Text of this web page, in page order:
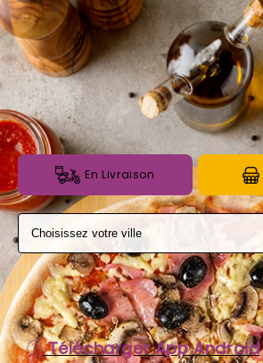
ACCUEIL
LA CARTE
VOTRE COMPTE
NOTRE RESTAURANT
VOS AVIS
MENTIONS LÉGALES
En Livraison
Télécharger App Android